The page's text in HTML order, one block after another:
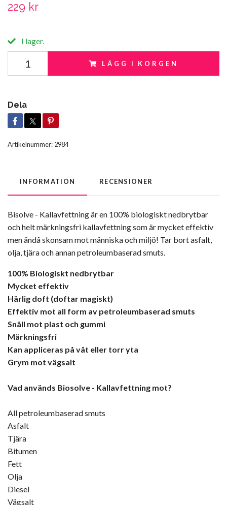
229 kr
I lager.
LÄGG I KORGEN
Dela
Artikelnummer: 2984
INFORMATION RECENSIONER
Bisolve - Kallavfettning är en 100% biologiskt nedbrytbar
och helt märkningsfri kallavfettning som är mycket effektiv
men ändå skonsam mot människa och miljö! Tar bort asfalt,
olja, tjära och annan petroleumbaserad smuts.
100% Biologiskt nedbrytbar
Mycket effektiv
Härlig doft (doftar magiskt)
Effektiv mot all form av petroleumbaserad smuts
Snäll mot plast och gummi
Märkningsfri
Kan appliceras på våt eller torr yta
Grym mot vägsalt
Vad används Biosolve - Kallavfettning mot?
All petroleumbaserad smuts
Asfalt
Tjära
Bitumen
Fett
Olja
Diesel
Vägsalt